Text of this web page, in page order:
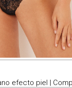
efecto piel |